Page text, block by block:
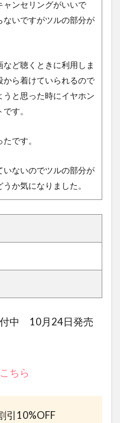
ャンセリングがいいで
いですがツルの部分が
ど聴くときに利用しま
ら着けていられるので
と思った時にイヤホン
す。
です。
ないのでツルの部分が
か気になりました。
中 10月24日発売
ちら
引10%OFF